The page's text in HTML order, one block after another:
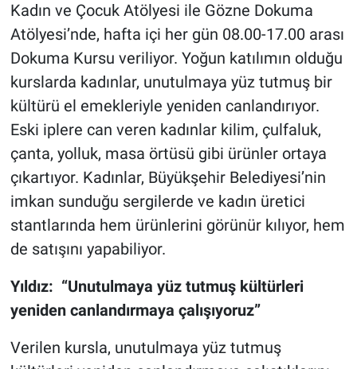
Kadın ve Çocuk Atölyesi ile Gözne Dokuma
Atölyesi’nde, hafta içi her gün 08.00-17.00 arası
Dokuma Kursu veriliyor. Yoğun katılımın olduğu
kurslarda kadınlar, unutulmaya yüz tutmuş bir
kültürü el emekleriyle yeniden canlandırıyor.
Eski iplere can veren kadınlar kilim, çulfaluk,
çanta, yolluk, masa örtüsü gibi ürünler ortaya
çıkartıyor. Kadınlar, Büyükşehir Belediyesi’nin
imkan sunduğu sergilerde ve kadın üretici
stantlarında hem ürünlerini görünür kılıyor, hem
de satışını yapabiliyor.
Yıldız: “Unutulmaya yüz tutmuş kültürleri
yeniden canlandırmaya çalışıyoruz”
Verilen kursla, unutulmaya yüz tutmuş